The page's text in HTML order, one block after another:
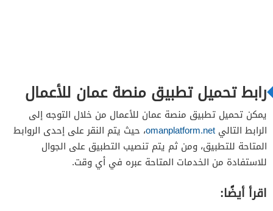
رابط تحميل تطبيق منصة عمان للأعمال
يمكن تحميل تطبيق منصة عمان للأعمال من خلال التوجه إلى
الرابط التالي omanplatform.net، حيث يتم النقر على إحدى الروابط
المتاحة للتطبيق، ومن ثم يتم تنصيب التطبيق على الجوال
للاستفادة من الخدمات المتاحة عبره في أي وقت.
اقرأ أيضًا: